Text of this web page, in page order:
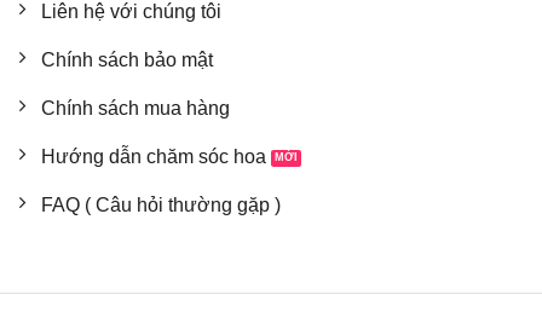
Liên hệ với chúng tôi
Chính sách bảo mật
Chính sách mua hàng
Hướng dẫn chăm sóc hoa
FAQ ( Câu hỏi thường gặp )